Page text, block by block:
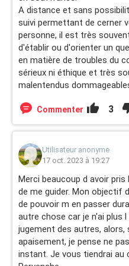
A distance et sans
suivi permettant de cerner
personne, il est très
d'établir ou d'orienter un
en matière de troubles du
sérieux ni éthique et très
malentendus
Commenter 3
Utilisateur anonyme
17 oct. 2023 à 19:27
Merci beaucoup d avoir
de me guider. Mon objectif
de pouvoir m en passer
autre chose car je n'ai plus
jugement des autres,
apaisement, je pense ne
instant. Je vous tiendrai au